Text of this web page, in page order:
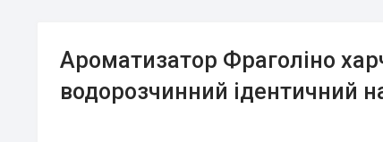
Ароматизатор Фраголіно
водорозчинний ідентичний